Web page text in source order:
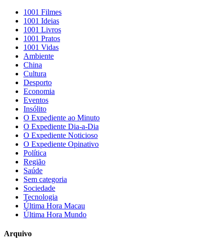
1001 Filmes
1001 Ideias
1001 Livros
1001 Pratos
1001 Vidas
Ambiente
China
Cultura
Desporto
Economia
Eventos
Insólito
O Expediente ao Minuto
O Expediente Dia-a-Dia
O Expediente Noticioso
O Expediente Opinativo
Política
Região
Saúde
Sem categoria
Sociedade
Tecnologia
Última Hora Macau
Última Hora Mundo
Arquivo